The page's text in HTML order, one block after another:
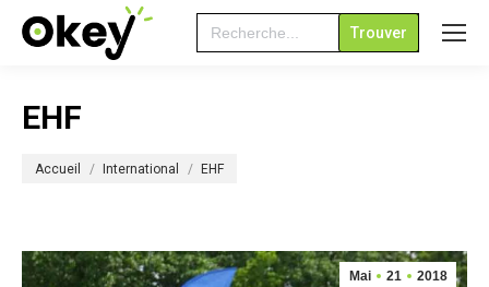
Search
for:
EHF
Accueil International EHF
Mai 21 2018